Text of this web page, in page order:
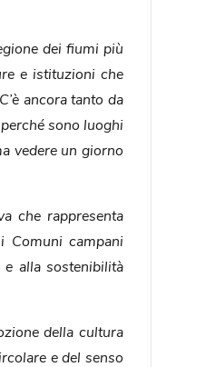
dei fiumi più
e istituzioni che
ancora tanto da
sono luoghi
vedere un giorno
che rappresenta
Comuni campani
alla sostenibilità
della cultura
e del senso